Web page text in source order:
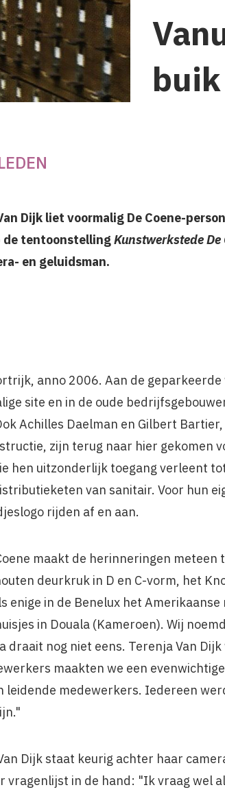
buik
Dijk liet voormalig De Coene-
de tentoonstellingKunstwerkstede
en geluidsman.
anno 2006. Aan de geparkeerde
site en in de oude
Achilles Daelman en Gilbert
zijn terug naar hier gekomen
hen uitzonderlijk toegang verleent
van sanitair. Voor hun
rijden af en aan.
maakt de herinneringen meteen
deurkruk in D en C-vorm, het
enige in de Benelux het
in Douala (Kameroen). Wij
draait nog niet eens. Terenja Van
maakten we een
medewerkers. Iedereen
Dijk staat keurig achter haar
in de hand: "Ik vraag wel